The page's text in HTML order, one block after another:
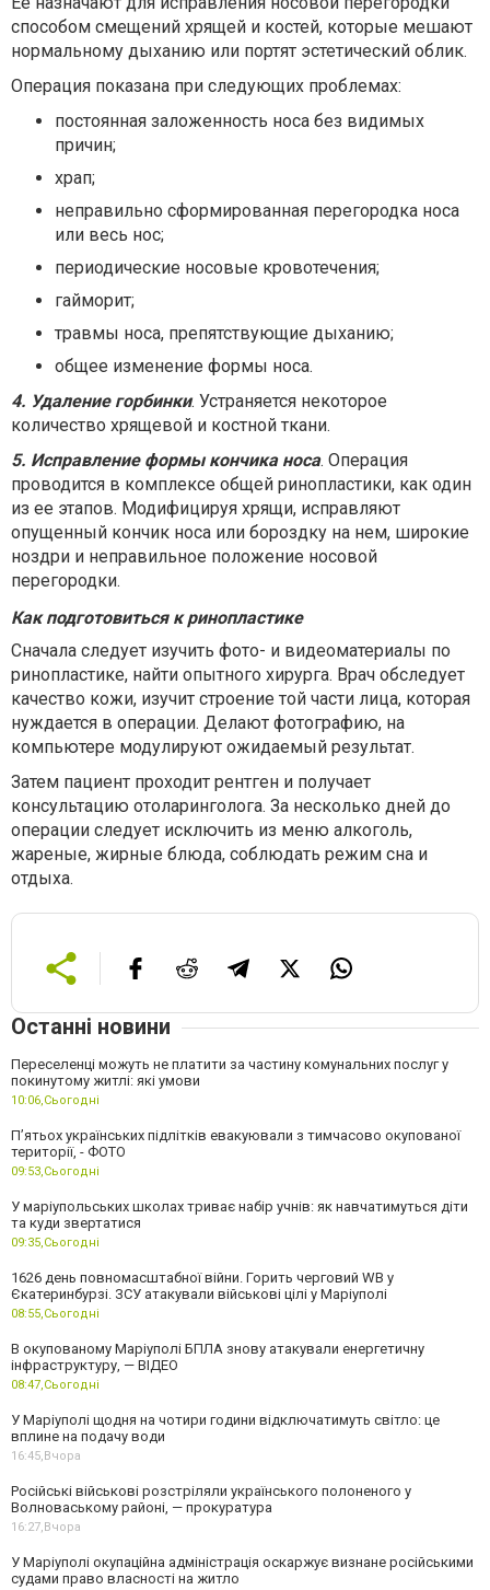
способом смещений хрящей и костей, которые мешают
нормальному дыханию или портят эстетический облик.
Операция показана при следующих проблемах:
постоянная заложенность носа без видимых
причин;
храп;
неправильно сформированная перегородка носа
или весь нос;
периодические носовые кровотечения;
гайморит;
травмы носа, препятствующие дыханию;
общее изменение формы носа.
4. Удаление горбинки. Устраняется некоторое
количество хрящевой и костной ткани.
5. Исправление формы кончика носа. Операция
проводится в комплексе общей ринопластики, как один
из ее этапов. Модифицируя хрящи, исправляют
опущенный кончик носа или бороздку на нем, широкие
ноздри и неправильное положение носовой
перегородки.
Как подготовиться к ринопластике
Сначала следует изучить фото- и видеоматериалы по
ринопластике, найти опытного хирурга. Врач обследует
качество кожи, изучит строение той части лица, которая
нуждается в операции. Делают фотографию, на
компьютере модулируют ожидаемый результат.
Затем пациент проходит рентген и получает
консультацию отоларинголога. За несколько дней до
операции следует исключить из меню алкоголь,
жареные, жирные блюда, соблюдать режим сна и
отдыха.
Останні новини
Переселенці можуть не платити за частину комунальних послуг у
покинутому житлі: які умови
10:06,Сьогодні
П’ятьох українських підлітків евакуювали з тимчасово окупованої
території, - ФОТО
09:53,Сьогодні
У маріупольських школах триває набір учнів: як навчатимуться діти
та куди звертатися
09:35,Сьогодні
1626 день повномасштабної війни. Горить черговий WB у
Єкатеринбурзі. ЗСУ атакували військові цілі у Маріуполі
08:55,Сьогодні
В окупованому Маріуполі БПЛА знову атакували енергетичну
інфраструктуру, — ВІДЕО
08:47,Сьогодні
У Маріуполі щодня на чотири години відключатимуть світло: це
вплине на подачу води
16:45,Вчора
Російські військові розстріляли українського полоненого у
Волноваському районі, — прокуратура
16:27,Вчора
У Маріуполі окупаційна адміністрація оскаржує визнане російськими
судами право власності на житло